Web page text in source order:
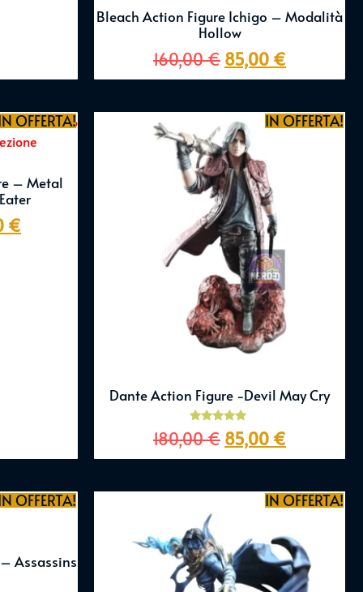
Bleach Action Figure Ichigo – Modalità
Hollow
160,00€ 85,00 €
OFFERTA!
– Metal
€
IN OFFERTA!
Dante Action Figure -Devil May Cry
Valutato
5.00
180,00€ 85,00 €
OFFERTA!
Assassins
IN OFFERTA!